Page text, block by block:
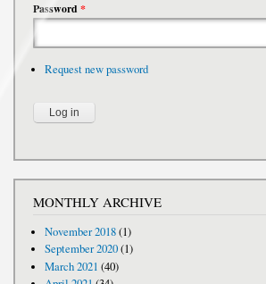
Password*
Request new password
MONTHLY ARCHIVE
November 2018(1)
September 2020(1)
March 2021 (40)